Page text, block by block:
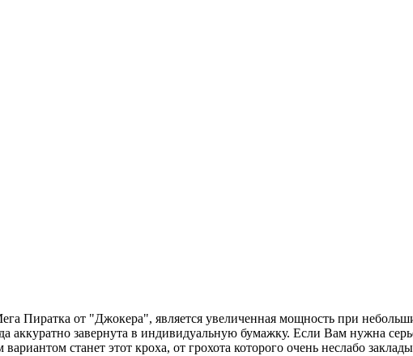
Пиратка от "Джокера", является увеличенная мощность при
аккуратно завернута в индивидуальную бумажку. Если Вам нужна
станет этот кроха, от грохота которого очень неслабо